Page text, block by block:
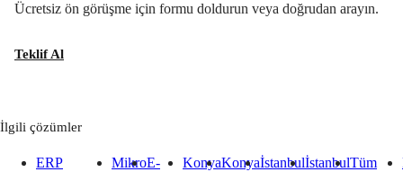
Ücretsiz ön görüşme için formu doldurun veya doğrudan arayın.
Teklif Al
İlgili çözümler
ERP
MikroE-
KonyaKonyaİstanbulİstanbulTüm